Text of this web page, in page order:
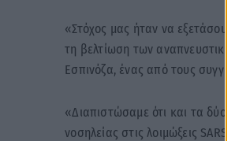
«Στόχος μας ήταν να
τη βελτίωση των
Εσπινόζα, ένας από τους
«Διαπιστώσαμε ότι και τα δύο
νοσηλείας στις λοιμώξεις